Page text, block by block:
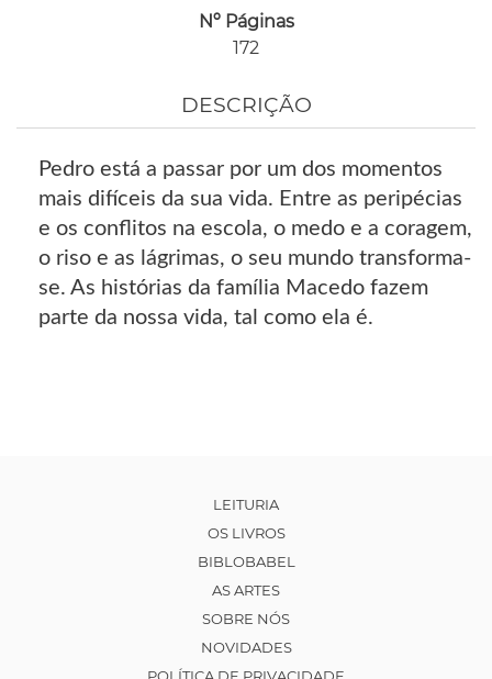
Nº Páginas
172
DESCRIÇÃO
Pedro está a passar por um dos momentos
mais difíceis da sua vida. Entre as peripécias
e os conflitos na escola, o medo e a coragem,
o riso e as lágrimas, o seu mundo transforma-
se. As histórias da família Macedo fazem
parte da nossa vida, tal como ela é.
LEITURIA
OS LIVROS
BIBLOBABEL
AS ARTES
SOBRE NÓS
NOVIDADES